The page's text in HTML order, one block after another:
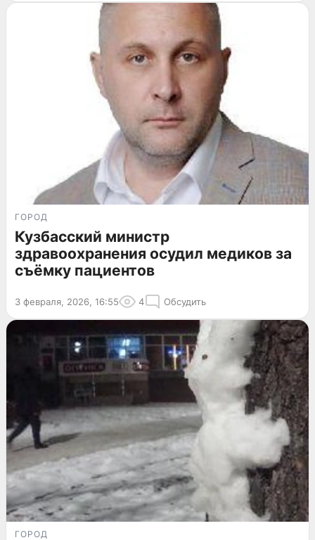
ГОРОД
Кузбасский министр
здравоохранения осудил медиков за
съёмку пациентов
3 февраля, 2026, 16:55 4 Обсудить
ГОРОД